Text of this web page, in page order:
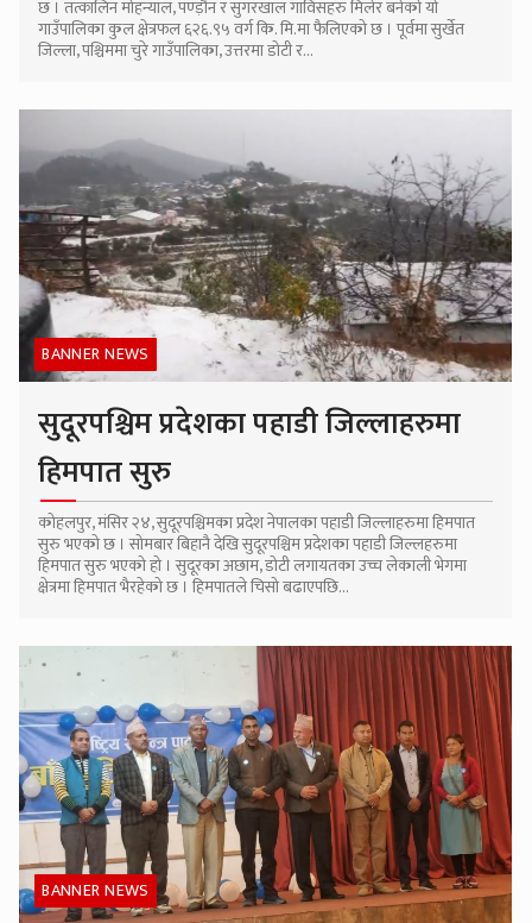
छ । तत्कालिन मोहन्याल, पण्ड़ौन र सुगरखाल गाविसहरु मिलेर बनेको यो
गाउँपालिका कुल क्षेत्रफल ६२६.९५ वर्ग कि. मि.मा फैलिएको छ । पूर्वमा सुर्खेत
जिल्ला, पश्चिममा चुरे गाउँपालिका, उत्तरमा डोटी र...
BANNER NEWS
सुदूरपश्चिम प्रदेशका पहाडी जिल्लाहरुमा
हिमपात सुरु
कोहलपुर, मंसिर २४, सुदूरपश्चिमका प्रदेश नेपालका पहाडी जिल्लाहरुमा हिमपात
सुरु भएको छ । सोमबार बिहानै देखि सुदूरपश्चिम प्रदेशका पहाडी जिल्लहरुमा
हिमपात सुरु भएको हो । सुदूरका अछाम, डोटी लगायतका उच्च लेकाली भेगमा
क्षेत्रमा हिमपात भैरहेको छ । हिमपातले चिसो बढाएपछि...
BANNER NEWS